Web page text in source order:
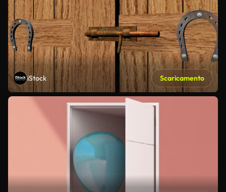
iStock Scaricamento